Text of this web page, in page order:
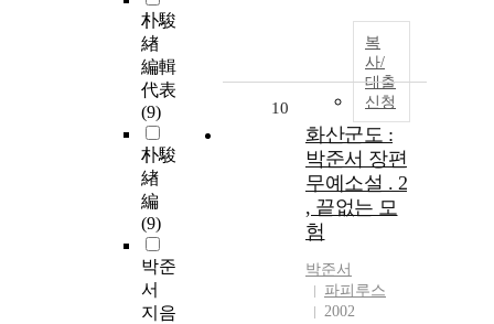
朴駿
緖
編輯
代表
(9)
朴駿
緖
編
(9)
박준
서
지음
복
사/
대출
신청
10
화산군도 :
박준서 장편
무예소설 . 2
, 끝없는 모
험
박준서
파피루스
2002